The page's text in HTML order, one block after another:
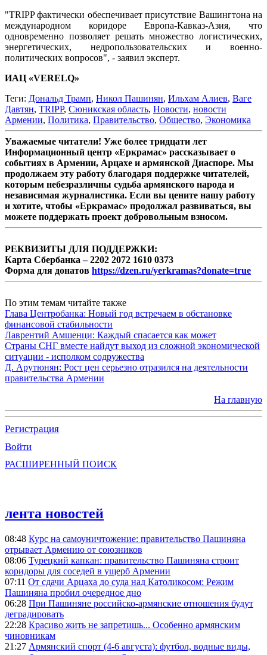
"TRIPP фактически обеспечивает присутствие Вашингтона на
международном коридоре Европа-Кавказ-Азия, что
одновременно позволяет решать множество логистических,
энергетических, недропользовательских и военно-
политических вопросов", - заявил эксперт.
ИАЦ «VERELQ»
Теги: Дональд Трамп, Никол Пашинян, Ильхам Алиев, Ваге
Давтян, TRIPP, Сюникская область, Новости, новости
Армении, Политика, Правительство, Общество, Экономика
Уважаемые читатели! Уже более тридцати лет
Информационный центр «Еркрамас» рассказывает о
событиях в Армении, Арцахе и армянской Диаспоре. Мы
продолжаем эту работу благодаря поддержке читателей,
которым небезразличны судьба армянского народа и
независимая журналистика. Если вы цените нашу работу
и хотите, чтобы «Еркрамас» продолжал развиваться, вы
можете поддержать проект добровольным взносом.
РЕКВИЗИТЫ ДЛЯ ПОДДЕРЖКИ:
Карта Сбербанка – 2202 2072 1610 0373
Форма для донатов https://dzen.ru/yerkramas?donate=true
По этим темам читайте также
Глава Центробанка: Новый год встречаем в обстановке
финансовой стабильности
Лаврентий Амшенци: Каждый спасается как может
Страны СНГ вместе найдут выход из сложной экономической
ситуации - исполком содружества
Д. Арутюнян: Рост цен серьезно отразился на деятельности
правительства Армении
На главную
Регистрация
Войти
РАСШИРЕННЫЙ ПОИСК
лента новостей
08:48 Курс на самоуничтожение: правительство Пашиняна
отрывает Армению от союзников
08:06 Турецкий капкан: правительство Пашиняна строит
коридоры для соседей в ущерб Армении
07:11 От сдачи Арцаха до суда над Католикосом: Режим
Пашиняна пробил очередное дно
06:28 При Пашиняне российско-армянские отношения будут
деградировать
22:28 Красиво жить не запретишь... Особенно армянским
чиновникам
21:27 Армянский спорт (4-6 августа): футбол, водные виды,